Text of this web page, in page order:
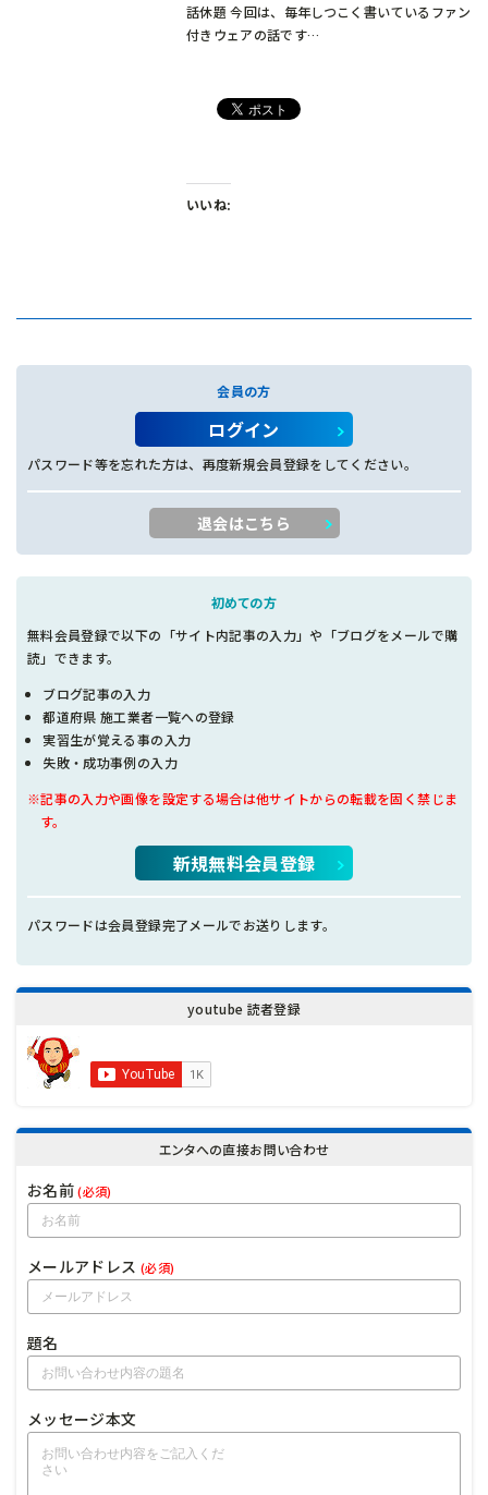
話休題 今回は、毎年しつこく書いているファン
付きウェアの話です…
いいね:
会員の方
ログイン
パスワード等を忘れた方は、再度新規会員登録をしてください。
退会はこちら
初めての方
無料会員登録で以下の「サイト内記事の入力」や「ブログをメールで購
読」できます。
ブログ記事の入力
都道府県 施工業者一覧への登録
実習生が覚える事の入力
失敗・成功事例の入力
※記事の入力や画像を設定する場合は他サイトからの転載を固く禁じま
す。
新規無料会員登録
パスワードは会員登録完了メールでお送りします。
youtube 読者登録
エンタへの直接お問い合わせ
お名前(必須)
メールアドレス (必須)
題名
メッセージ本文